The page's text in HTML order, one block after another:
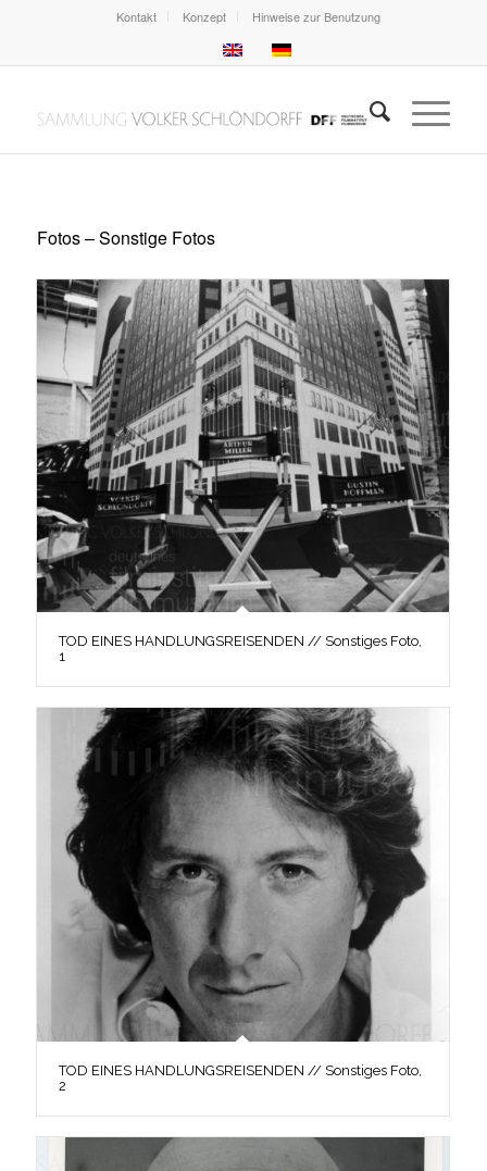
Kontakt Konzept Hinweise zur Benutzung
Fotos – Sonstige Fotos
TOD EINES HANDLUNGSREISENDEN // Sonstiges Foto,
1
TOD EINES HANDLUNGSREISENDEN // Sonstiges Foto,
2